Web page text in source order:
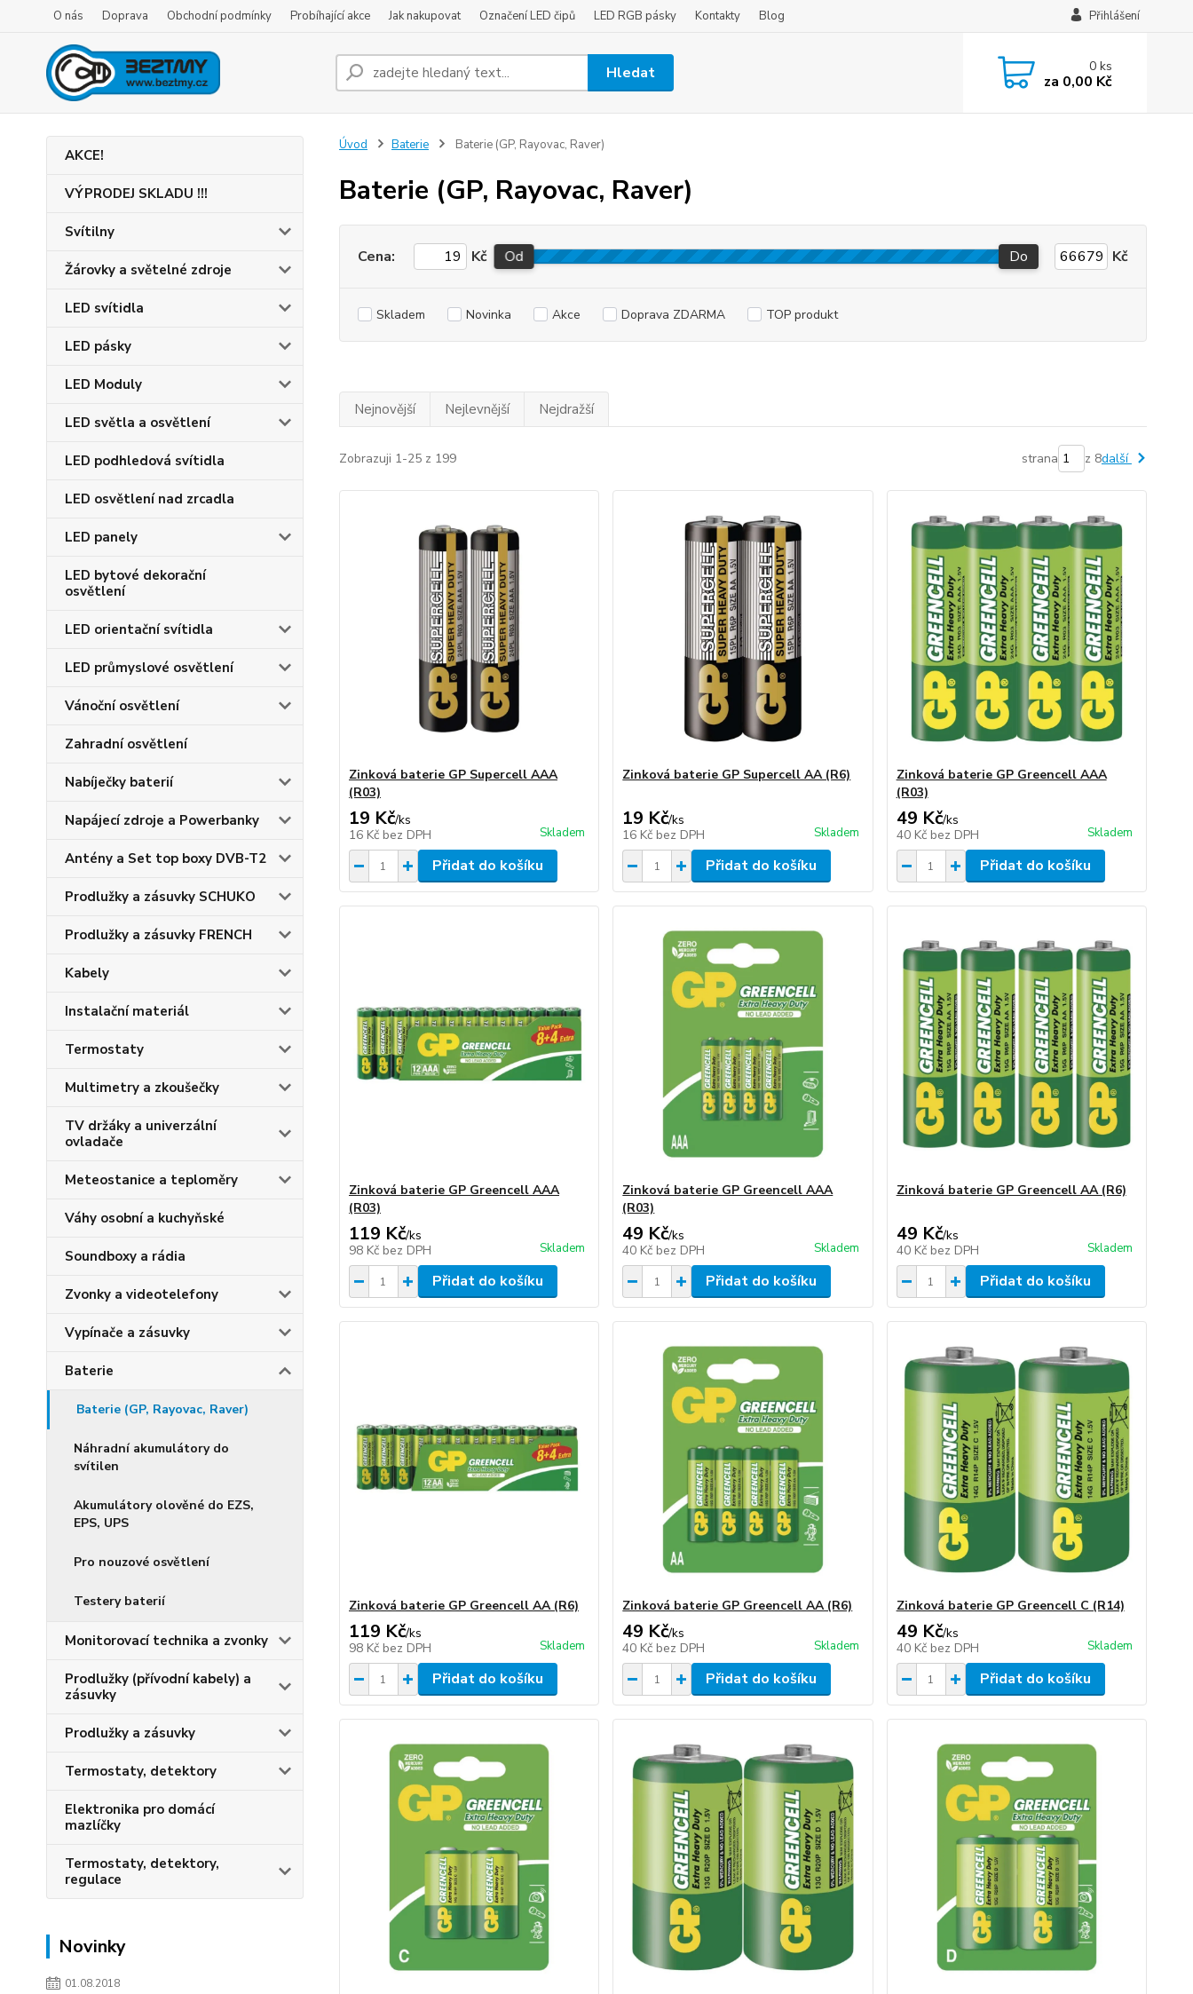
O nás Doprava Obchodní podmínky Probíhající akce Jak nakupovat Označení LED čipů LED RGB pásky Kontakty Blog Přihlášení
Hledat 0ks
za 0,00 Kč
AKCE!
VÝPRODEJ SKLADU !!!
Svítilny
Žárovky a světelné zdroje
LED svítidla
LED pásky
LED Moduly
LED světla a osvětlení
LED podhledová svítidla
LED osvětlení nad zrcadla
LED panely
LED bytové dekorační
osvětlení
LED orientační svítidla
LED průmyslové osvětlení
Vánoční osvětlení
Zahradní osvětlení
Nabíječky baterií
Napájecí zdroje a Powerbanky
Antény a Set top boxy DVB-T2
Prodlužky a zásuvky SCHUKO
Prodlužky a zásuvky FRENCH
Kabely
Instalační materiál
Termostaty
Multimetry a zkoušečky
TV držáky a univerzální
ovladače
Meteostanice a teploměry
Váhy osobní a kuchyňské
Soundboxy a rádia
Zvonky a videotelefony
Vypínače a zásuvky
Baterie
Baterie (GP, Rayovac, Raver)
Náhradní akumulátory do
svítilen
Akumulátory olověné do EZS,
EPS, UPS
Pro nouzové osvětlení
Testery baterií
Monitorovací technika a zvonky
Prodlužky (přívodní kabely) a
zásuvky
Prodlužky a zásuvky
Termostaty, detektory
Elektronika pro domácí
mazlíčky
Termostaty, detektory,
regulace
Novinky
01.08.2018
Úvod Baterie Baterie (GP, Rayovac, Raver)
Baterie (GP, Rayovac, Raver)
Cena: Kč Od Do Kč
Skladem Novinka Akce Doprava ZDARMA TOP produkt
Nejnovější Nejlevnější Nejdražší
Zobrazuji 1-25 z 199 strana z 8další
Zinková baterie GP Supercell AAA
(R03)
19 Kč/ks
16 Kč bez DPH Skladem
Přidat do košíku
Zinková baterie GP Supercell AA (R6)
19 Kč/ks
16 Kč bez DPH Skladem
Přidat do košíku
Zinková baterie GP Greencell AAA
(R03)
49 Kč/ks
40 Kč bez DPH Skladem
Přidat do košíku
Zinková baterie GP Greencell AAA
(R03)
119 Kč/ks
98 Kč bez DPH Skladem
Přidat do košíku
Zinková baterie GP Greencell AAA
(R03)
49 Kč/ks
40 Kč bez DPH Skladem
Přidat do košíku
Zinková baterie GP Greencell AA (R6)
49 Kč/ks
40 Kč bez DPH Skladem
Přidat do košíku
Zinková baterie GP Greencell AA (R6)
119 Kč/ks
98 Kč bez DPH Skladem
Přidat do košíku
Zinková baterie GP Greencell AA (R6)
49 Kč/ks
40 Kč bez DPH Skladem
Přidat do košíku
Zinková baterie GP Greencell C (R14)
49 Kč/ks
40 Kč bez DPH Skladem
Přidat do košíku